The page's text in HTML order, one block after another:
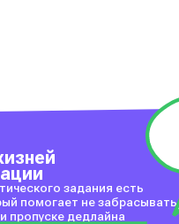
задания есть
помогает не забрасывать
пропуске дедлайна